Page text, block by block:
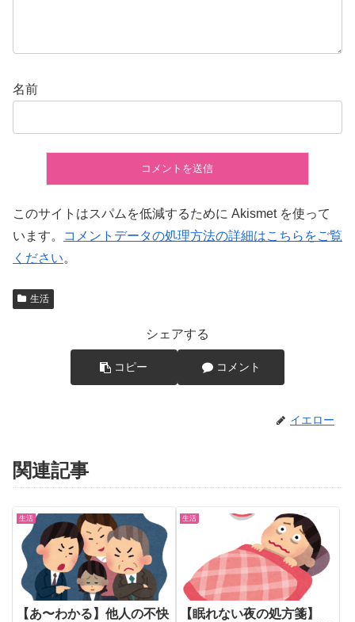
名前
このサイトはスパムを低減するために Akismet を使って
います。
コメントデータの処理方法の詳細はこちらをご覧
ください。
生活
シェアする
コピー コメント
イエロー
関連記事
生活
【あ〜わかる】他人の不快
生活
【眠れない夜の処方箋】